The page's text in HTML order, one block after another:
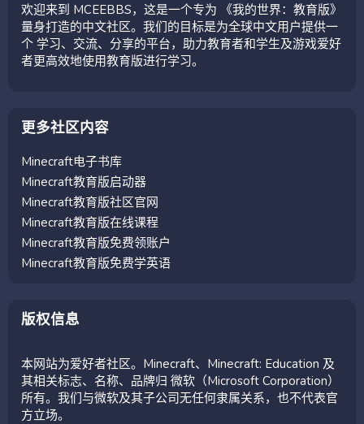
欢迎来到 MCEEBBS，这是一个专为 《我的世界：教育版》
量身打造的中文社区。我们的目标是为全球中文用户提供一
个 学习、交流、分享的平台，助力教育者和学生及游戏爱好
者更高效地使用教育版进行学习。
更多社区内容
Minecraft电子书库
Minecraft教育版启动器
Minecraft教育版社区官网
Minecraft教育版在线课程
Minecraft教育版免费领账户
Minecraft教育版免费学英语
版权信息
本网站为爱好者社区。Minecraft、Minecraft: Education 及
其相关标志、名称、品牌归 微软（Microsoft Corporation）
所有。我们与微软及其子公司无任何隶属关系，也不代表官
方立场。